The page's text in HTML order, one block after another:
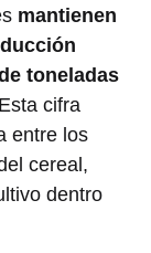
mantienen
toneladas
cifra
entre los
cereal,
dentro